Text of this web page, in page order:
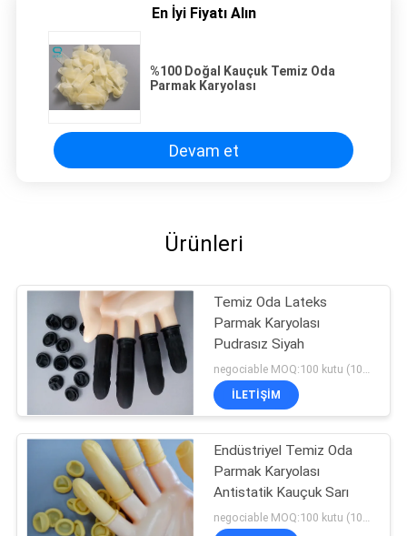
En İyi Fiyatı Alın
%100 Doğal Kauçuk Temiz Oda
Parmak Karyolası
Devam et
Ürünleri
Temiz Oda Lateks
Parmak Karyolası
Pudrasız Siyah
negociable MOQ:100 kutu (100/kutu)
İLETIŞIM
Endüstriyel Temiz Oda
Parmak Karyolası
Antistatik Kauçuk Sarı